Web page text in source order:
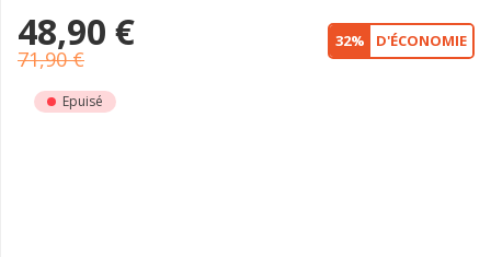
48,90 €
71,90 €
32% D'ÉCONOMIE
Epuisé